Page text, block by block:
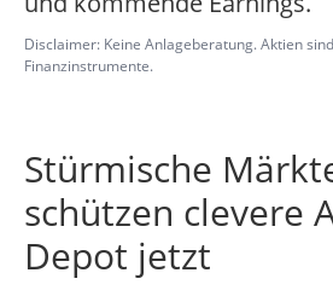
Disclaimer: Keine Anlageberatung. Aktien
Finanzinstrumente.
Stürmische
schützen clevere
Depot jetzt